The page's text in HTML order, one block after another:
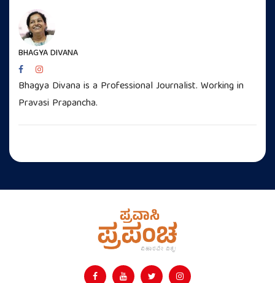
BHAGYA DIVANA
Bhagya Divana is a Professional Journalist. Working in
Pravasi Prapancha.